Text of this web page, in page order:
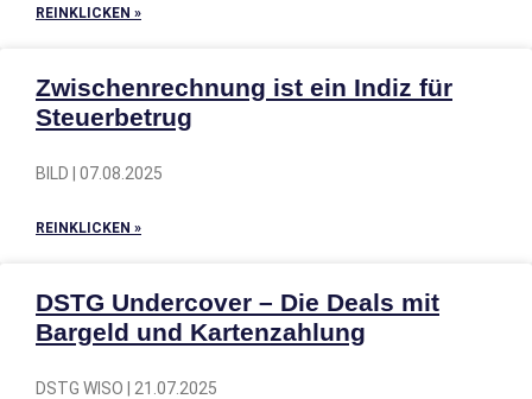
REINKLICKEN »
Zwischenrechnung ist ein Indiz für
Steuerbetrug
BILD | 07.08.2025
REINKLICKEN »
DSTG Undercover – Die Deals mit
Bargeld und Kartenzahlung
DSTG WISO | 21.07.2025